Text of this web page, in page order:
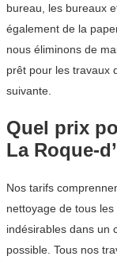
bureau, les bureaux
également de la
nous éliminons de
prêt pour les travaux
suivante.
Quel prix
La Roque-
Nos tarifs
nettoyage de tous
indésirables dans un
possible. Tous nos